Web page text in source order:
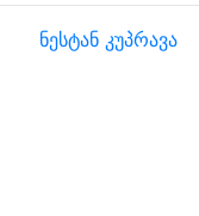
ნესტან კუპრავა